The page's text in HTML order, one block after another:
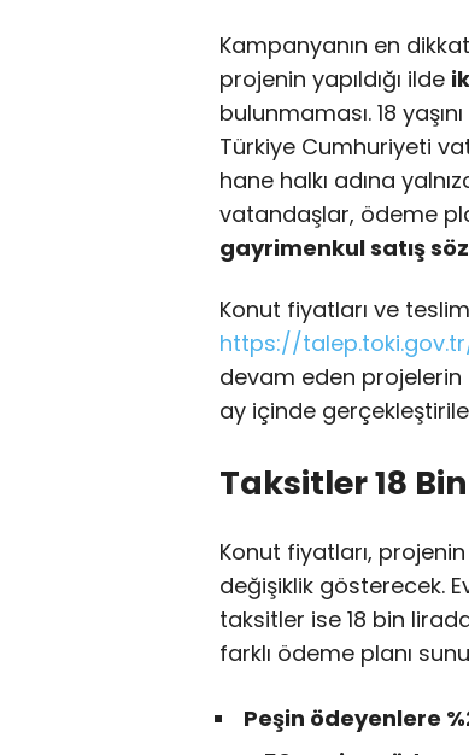
Kampanyanın en
projenin yapıldığı ilde
bulunmaması. 18
Türkiye Cumhuriyeti
hane halkı adına
vatandaşlar, ödeme
gayrimenkul satış
Konut fiyatları ve
https://
devam eden
ay içinde
Taksitler 18
Konut fiyatları,
değişiklik gösterecek.
taksitler ise 18 bin
farklı ödeme planı
Peşin ödeyenlere